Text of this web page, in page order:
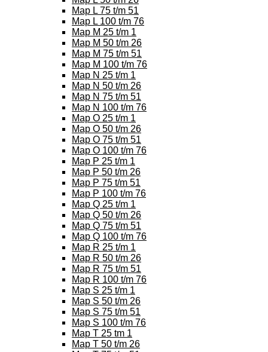
Map L 75 t/m 51
Map L 100 t/m 76
Map M 25 t/m 1
Map M 50 t/m 26
Map M 75 t/m 51
Map M 100 t/m 76
Map N 25 t/m 1
Map N 50 t/m 26
Map N 75 t/m 51
Map N 100 t/m 76
Map O 25 t/m 1
Map O 50 t/m 26
Map O 75 t/m 51
Map O 100 t/m 76
Map P 25 t/m 1
Map P 50 t/m 26
Map P 75 t/m 51
Map P 100 t/m 76
Map Q 25 t/m 1
Map Q 50 t/m 26
Map Q 75 t/m 51
Map Q 100 t/m 76
Map R 25 t/m 1
Map R 50 t/m 26
Map R 75 t/m 51
Map R 100 t/m 76
Map S 25 t/m 1
Map S 50 t/m 26
Map S 75 t/m 51
Map S 100 t/m 76
Map T 25 tm 1
Map T 50 t/m 26